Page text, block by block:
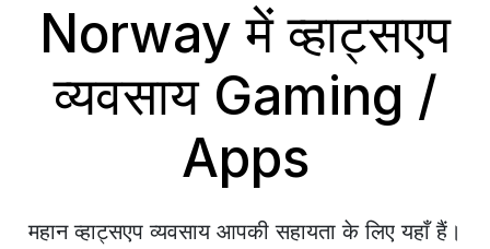
Norway में व्हाट्सएप
व्यवसाय Gaming /
Apps
महान व्हाट्सएप व्यवसाय आपकी सहायता के लिए यहाँ हैं।